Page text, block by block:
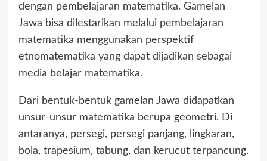
dengan pembelajaran matematika. Gamelan
Jawa bisa dilestarikan melalui pembelajaran
matematika menggunakan perspektif
etnomatematika yang dapat dijadikan sebagai
media belajar matematika.
Dari bentuk-bentuk gamelan Jawa didapatkan
unsur-unsur matematika berupa geometri. Di
antaranya, persegi, persegi panjang, lingkaran,
bola, trapesium, tabung, dan kerucut terpancung.